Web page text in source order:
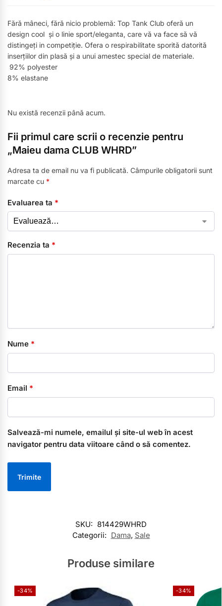
Fără mâneci, fără nicio problemă: Top Tank Club oferă un
design cool și o linie sport/eleganta, care vă va face să vă
distingeți in competiție. Ofera o respirabilitate sporită datorită
inserțiilor din plasă și a unui amestec special de materiale.
92% polyester
8% elastane
Nu există recenzii până acum.
Fii primul care scrii o recenzie pentru
„Maieu dama CLUB WHRD”
Adresa ta de email nu va fi publicată. Câmpurile obligatorii sunt
marcate cu *
Evaluarea ta *
Recenzia ta *
Nume *
Email *
Salvează-mi numele, emailul și site-ul web în acest
navigator pentru data viitoare când o să comentez.
SKU: 814429WHRD
Categorii: Dama, Sale
Produse similare
-34% -34%